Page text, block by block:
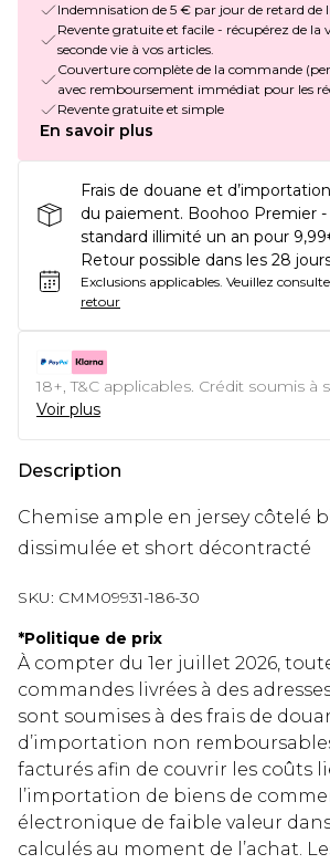
Indemnisation de 5 € par jour de retard de
Revente gratuite et facile - récupérez de la
seconde vie à vos articles.
Couverture complète de la commande
avec remboursement immédiat pour les
Revente gratuite et simple
En savoir plus
Frais de douane et
du paiement. Boohoo Premier -
standard illimité un an pour
Retour possible dans les 28
Exclusions applicables. Veuillez
retour
18+, T&C applicables. Crédit soumis à
Voir plus
Description
Chemise ample en jersey côtelé
dissimulée et short décontracté
SKU: CMM09931-186-30
*Politique de prix
À compter du 1er juillet 2026,
commandes livrées à des
sont soumises à des frais de
d’importation non
facturés afin de couvrir les coûts
l’importation de biens de
électronique de faible valeur dans
calculés au moment de l’achat.